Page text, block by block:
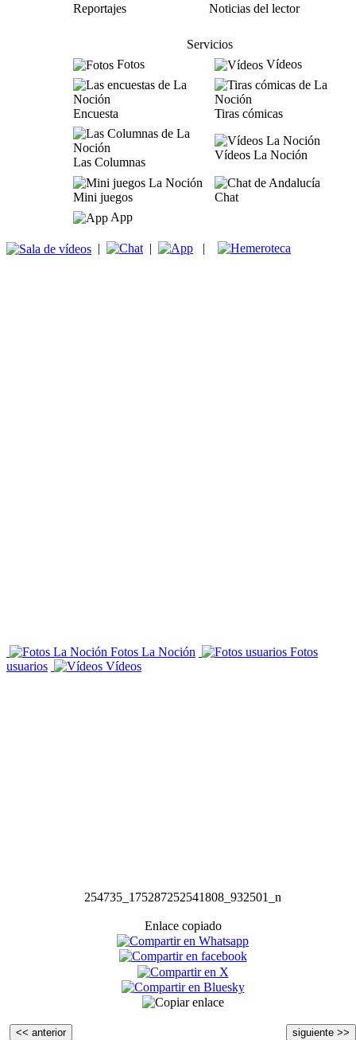
Reportajes
Noticias del lector
Servicios
Fotos
Vídeos
Encuesta Tiras cómicas
Las Columnas
Vídeos La Noción
Mini juegos
Chat
App
| | |
Fotos La Noción
Fotos
usuarios
Vídeos
254735_175287252541808_932501_n
Enlace copiado
<< anterior siguiente >>